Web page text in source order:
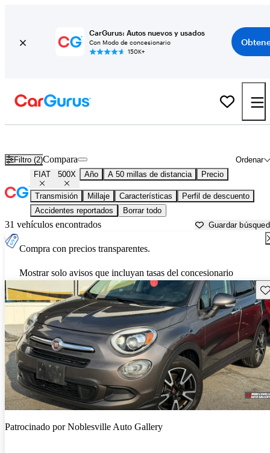
CarGurus: Autos nuevos y usados
Con Modo de concesionario
150K+
Filtro (2) Ordenar
Compara
FIAT 500X Año A 50 millas de distancia Precio
Transmisión Millaje Características
Perfil de descuento
Accidentes reportados
Borrar todo
31 vehículos encontrados Guardar
Compra con precios transparentes.
Mostrar solo avisos que incluyan tasas del concesionario
Patrocinado porNoblesville Auto Gallery